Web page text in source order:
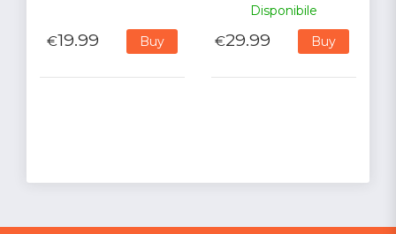
€19.99 Buy
Disponibile
€29.99 Buy